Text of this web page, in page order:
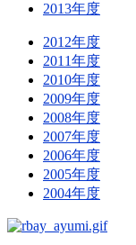
2013年度
2012年度
2011年度
2010年度
2009年度
2008年度
2007年度
2006年度
2005年度
2004年度